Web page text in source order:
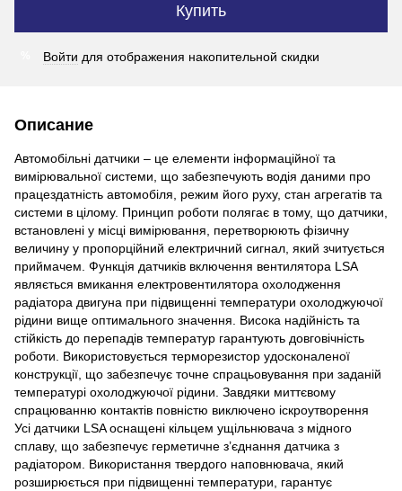
Купить
Войти для отображения накопительной скидки
Описание
Автомобільні датчики – це елементи інформаційної та
вимірювальної системи, що забезпечують водія даними про
працездатність автомобіля, режим його руху, стан агрегатів та
системи в цілому. Принцип роботи полягає в тому, що датчики,
встановлені у місці вимірювання, перетворюють фізичну
величину у пропорційний електричний сигнал, який зчитується
приймачем. Функція датчиків включення вентилятора LSA
являється вмикання електровентилятора охолодження
радіатора двигуна при підвищенні температури охолоджуючої
рідини вище оптимального значення. Висока надійність та
стійкість до перепадів температур гарантують довговічність
роботи. Використовується терморезистор удосконаленої
конструкції, що забезпечує точне спрацьовування при заданій
температурі охолоджуючої рідини. Завдяки миттєвому
спрацюванню контактів повністю виключено іскроутворення
Усі датчики LSA оснащені кільцем ущільнювача з мідного
сплаву, що забезпечує герметичне з’єднання датчика з
радіатором. Використання твердого наповнювача, який
розширюється при підвищенні температури, гарантує